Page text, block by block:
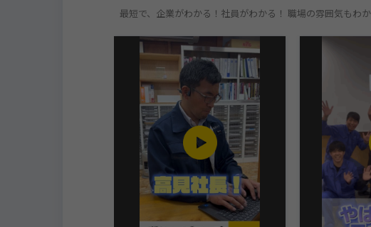
最短で、企業がわかる！社員がわかる！ 職場の雰囲気もわ